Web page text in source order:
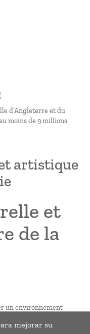
d’Angleterre et du
moins de 9 millions
artistique
et
de la
un environnement
d’un éventail
mejorar su